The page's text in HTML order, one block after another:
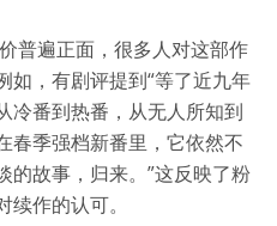
普遍正面，很多人对这部作
如，有剧评提到“等了近九年
番到热番，从无人所知到
春季强档新番里，它依然不
的故事，归来。”这反映了粉
作的认可。